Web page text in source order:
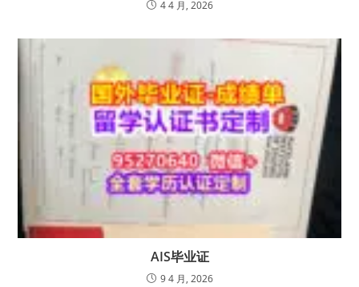
4 4 月, 2026
AIS毕业证
9 4 月, 2026